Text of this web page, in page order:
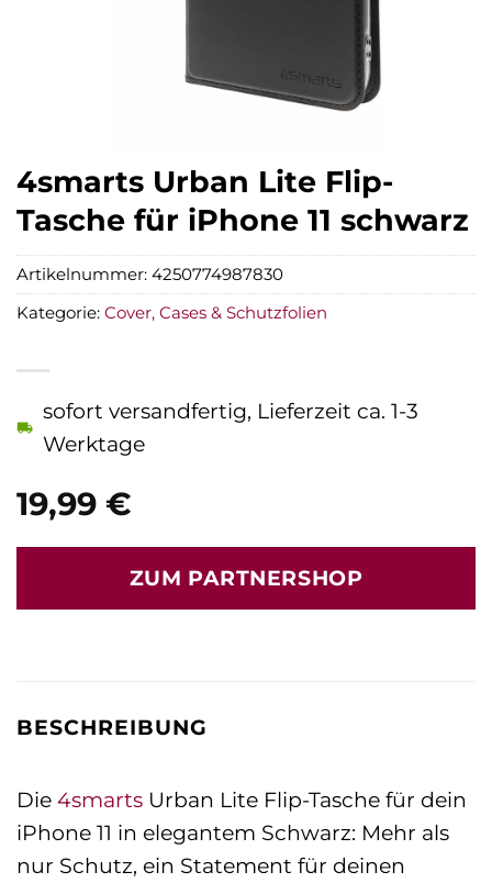
4smarts Urban Lite Flip-
Tasche für iPhone 11 schwarz
19,99 €
sofort versandfertig, Lieferzeit ca. 1-3
Werktage
ZUM PARTNERSHOP
Artikelnummer: 4250774987830
Kategorie: Cover, Cases & Schutzfolien
BESCHREIBUNG
Die 4smarts Urban Lite Flip-Tasche für dein
iPhone 11 in elegantem Schwarz: Mehr als
nur Schutz, ein Statement für deinen